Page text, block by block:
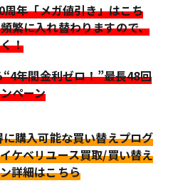
年「メガ値引き」はこち
繁に入れ替わりますので、
！
年間金利ゼロ！”最長48回
ペーン
購入可能な買い替えプログ
ケベリユース買取/買い替え
詳細はこちら